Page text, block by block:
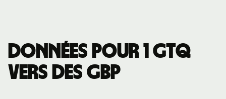
Données pour 1 GTQ
vers des GBP